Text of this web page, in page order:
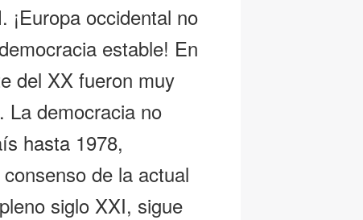
. ¡Europa occidental no
estable! En
del XX fueron muy
La democracia no
hasta 1978,
de la actual
siglo XXI, sigue